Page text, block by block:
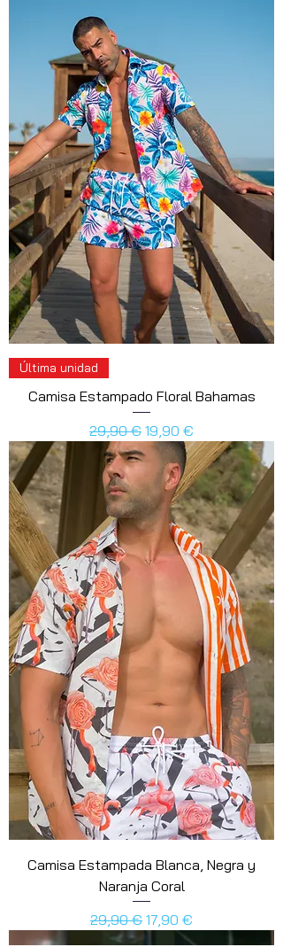
Última unidad
Camisa Estampado Floral Bahamas
Precio
29,90 € Precio de oferta
19,90 €
Camisa Estampada Blanca, Negra y
Naranja Coral
Precio
29,90 € Precio de oferta
17,90 €